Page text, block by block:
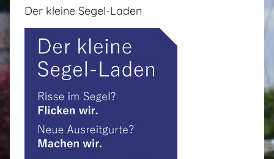
Der kleine Segel-Laden